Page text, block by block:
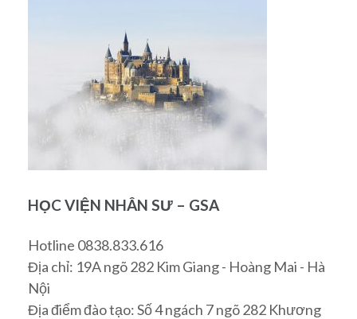
HỌC VIỆN NHÂN SƯ – GSA
Hotline 0838.833.616
Địa chỉ: 19A ngõ 282 Kim Giang - Hoàng Mai - Hà
Nội
Địa điểm đào tạo: Số 4 ngách 7 ngõ 282 Khương